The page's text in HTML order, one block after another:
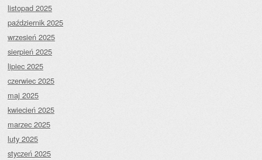
listopad 2025
październik 2025
wrzesień 2025
sierpień 2025
lipiec 2025
czerwiec 2025
maj 2025
kwiecień 2025
marzec 2025
luty 2025
styczeń 2025